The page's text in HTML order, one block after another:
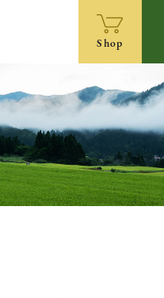
Shop